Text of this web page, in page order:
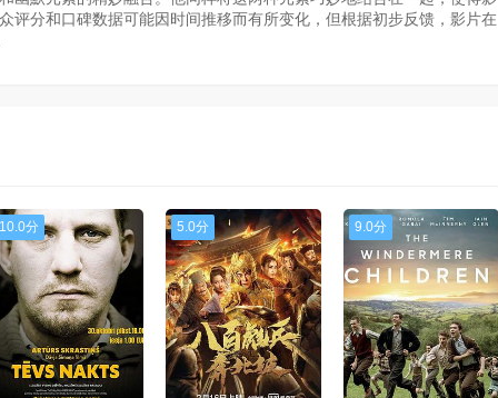
评分和口碑数据可能因时间推移而有所变化，但根据初步反馈，影片在
10.0分 5.0分 9.0分